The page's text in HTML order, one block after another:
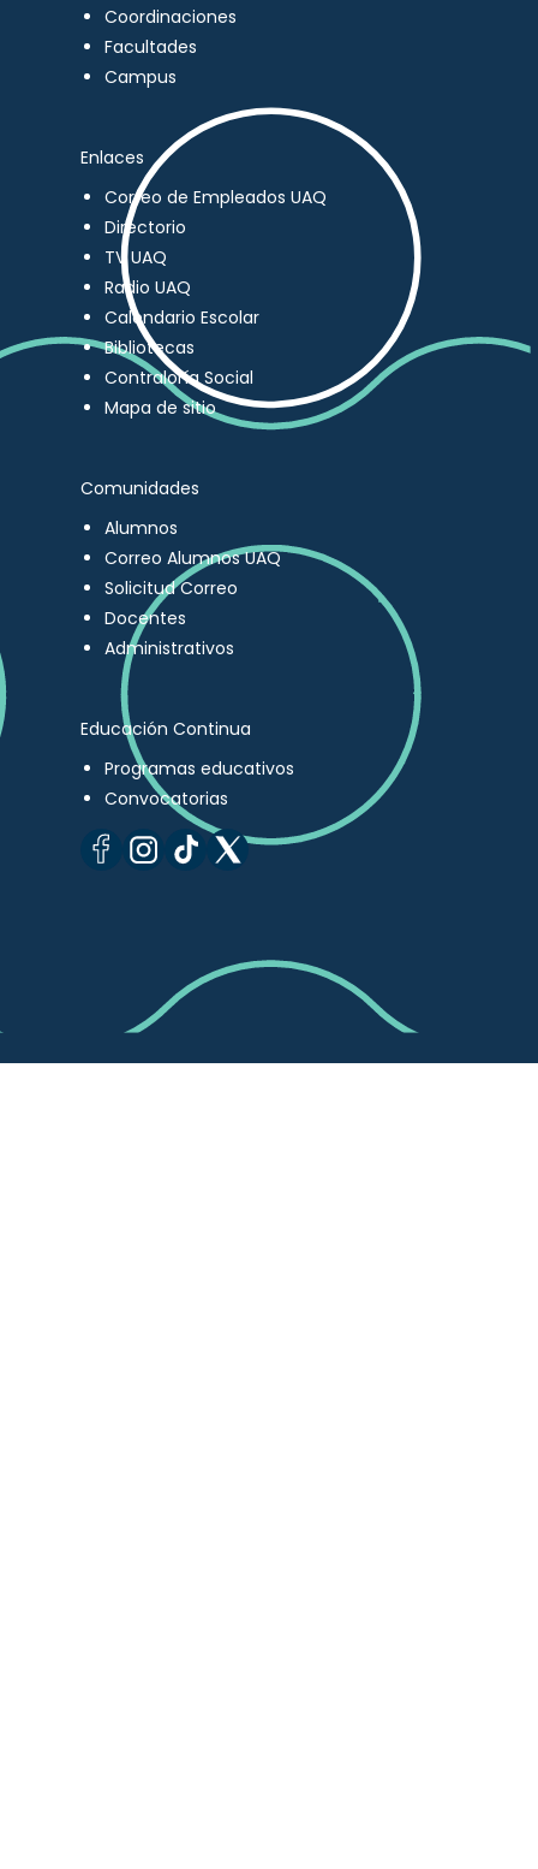
Coordinaciones
Facultades
Campus
Enlaces
Correo de Empleados UAQ
Directorio
TV UAQ
Radio UAQ
Calendario Escolar
Bibliotecas
Contraloría Social
Mapa de sitio
Comunidades
Alumnos
Correo Alumnos UAQ
Solicitud Correo
Docentes
Administrativos
Educación Continua
Programas educativos
Convocatorias